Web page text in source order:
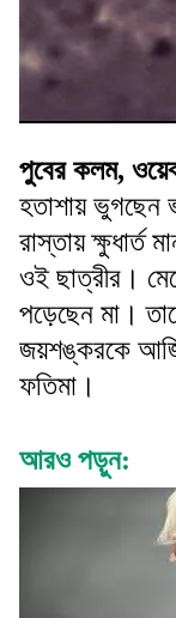
পুবের কলম,
হতাশায় ভুগছেন
রাস্তায় ক্ষুধার্ত
ওই ছাত্রীর।
পড়েছেন মা।
জয়শঙ্করকে
ফতিমা।
আরও পড়ুন: